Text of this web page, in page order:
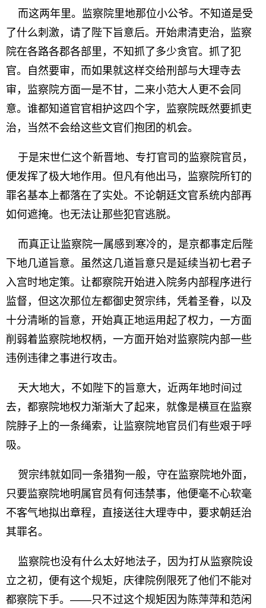
而这两年里。监察院里地那位小公爷。不知道是受
了什么刺激，请了陛下旨意后。开始肃清吏治，监察
院在各路各郡各部里，不知抓了多少贪官。抓了犯
官。自然要审，而如果就这样交给刑部与大理寺去
审，监察院方面一是不甘，二来小范大人更不会同
意。谁都知道官官相护这四个字，监察院既然要抓吏
治，当然不会给这些文官们抱团的机会。
于是宋世仁这个新晋地、专打官司的监察院官员，
便发挥了极大地作用。但凡有他出马，监察院所钉的
罪名基本上都落在了实处。不论朝廷文官系统内部再
如何遮掩。也无法让那些犯官逃脱。
而真正让监察院一属感到寒冷的，是京都事定后陛
下地几道旨意。虽然这几道旨意只是延续当初七君子
入宫时地定策。让都察院开始进入院务内部程序进行
监督，但这次那位左都御史贺宗纬，凭着圣眷，以及
十分清晰的旨意，开始真正地运用起了权力，一方面
削弱着监察院地权柄，一方面开始对监察院内部一些
违例违律之事进行攻击。
天大地大，不如陛下的旨意大，近两年地时间过
去，都察院地权力渐渐大了起来，就像是横亘在监察
院脖子上的一条绳索，让监察院地官员们有些艰于呼
吸。
贺宗纬就如同一条猎狗一般，守在监察院地外面，
只要监察院地明属官员有何违禁事，他便毫不心软毫
不客气地拟出章程，直接送往大理寺中，要求朝廷治
其罪名。
监察院也没有什么太好地法子，因为打从监察院设
立之初，便有这个规矩，庆律院例限死了他们不能对
都察院下手。——只不过这个规矩因为陈萍萍和范闲